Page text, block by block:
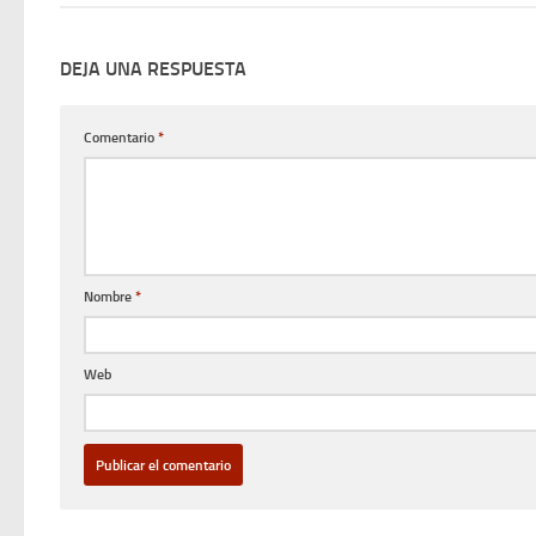
DEJA UNA RESPUESTA
Comentario *
Nombre *
Web